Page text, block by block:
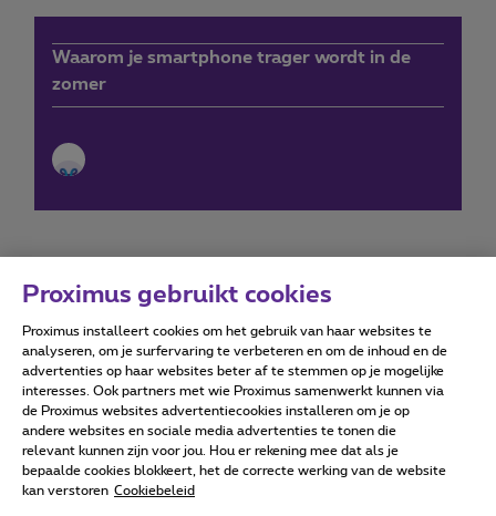
Waarom je smartphone trager wordt in de
zomer
Forumvoorwaarden Accessibility statement
Alle rechten voorbehouden. © Proximus
Algemene voorwaarden, consumenteninfo
Proximus gebruikt cookies
Proximus installeert cookies om het gebruik van haar websites te
analyseren, om je surfervaring te verbeteren en om de inhoud en de
advertenties op haar websites beter af te stemmen op je mogelijke
interesses. Ook partners met wie Proximus samenwerkt kunnen via
de Proximus websites advertentiecookies installeren om je op
andere websites en sociale media advertenties te tonen die
relevant kunnen zijn voor jou. Hou er rekening mee dat als je
bepaalde cookies blokkeert, het de correcte werking van de website
kan verstoren Cookiebeleid